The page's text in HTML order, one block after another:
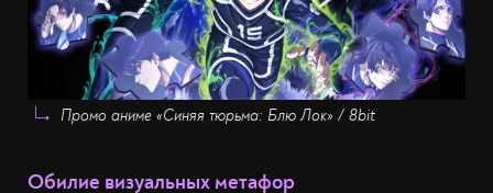
Промо аниме «Синяя тюрьма: Блю Лок» / 8bit
Обилие визуальных метафор